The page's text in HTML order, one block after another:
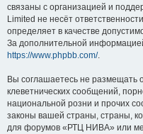
связаны с организацией и
Limited не несёт
определяет в качестве
За дополнительной
https://www.phpbb.com/.
Вы соглашаетесь не размещать
клеветнических сообщений,
национальной розни и прочих
законы вашей страны, страны,
для форумов «РТЦ НИВА» или